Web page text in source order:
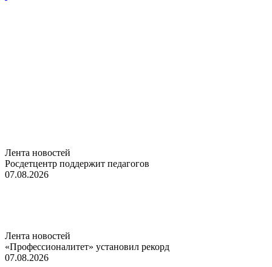
Лента новостей
Росдетцентр поддержит педагогов
07.08.2026
Лента новостей
«Профессионалитет» установил рекорд
07.08.2026